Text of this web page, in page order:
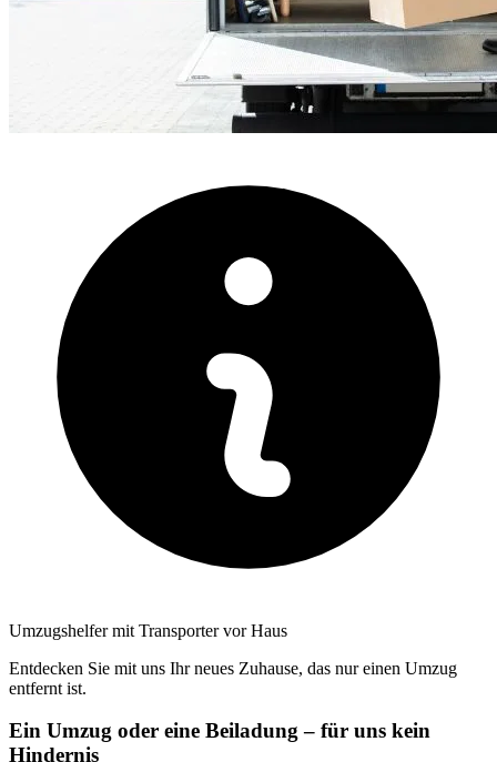
Umzugshelfer mit Transporter vor Haus
Entdecken Sie mit uns Ihr neues Zuhause, das nur einen Umzug
entfernt ist.
Ein Umzug oder eine Beiladung – für uns kein
Hindernis